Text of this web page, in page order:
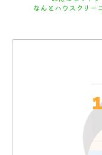
なんとハウスクリー